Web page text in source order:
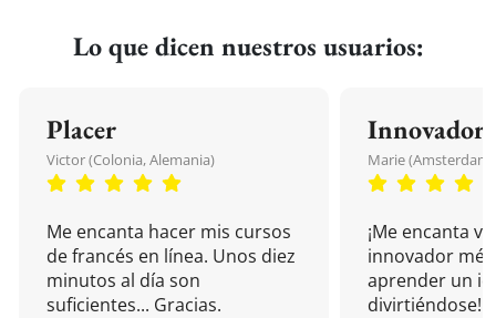
Lo que dicen nuestros usuarios:
Placer
Victor (Colonia, Alemania)
Me encanta hacer mis cursos
de francés en línea. Unos diez
minutos al día son
suficientes... Gracias.
Innovador
Marie (Amsterdam,
¡Me encanta
innovador
aprender un
divirtiéndose!